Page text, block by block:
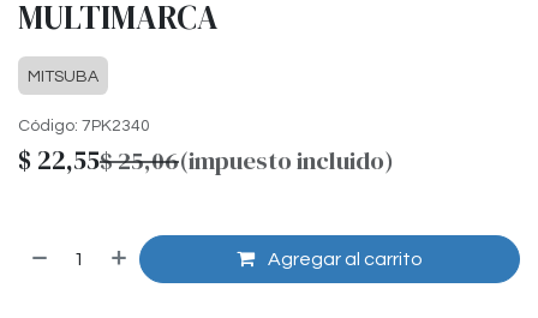
MULTIMARCA
MITSUBA
Código: 7PK2340
$ 22,55$25,06(impuesto incluido)
Agregar al carrito